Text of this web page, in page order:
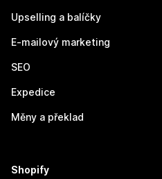
Upselling a balíčky
E-mailový marketing
SEO
Expedice
Měny a překlad
Shopify